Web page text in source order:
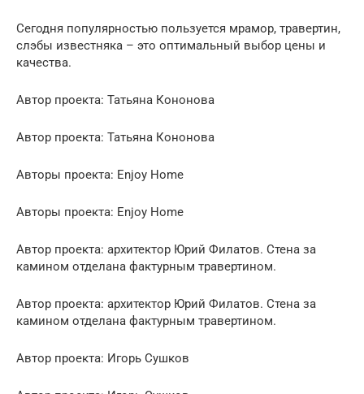
Сегодня популярностью пользуется мрамор, травертин,
слэбы известняка – это оптимальный выбор цены и
качества.
Автор проекта: Татьяна Кононова
Автор проекта: Татьяна Кононова
Авторы проекта: Enjoy Home
Авторы проекта: Enjoy Home
Автор проекта: архитектор Юрий Филатов. Стена за
камином отделана фактурным травертином.
Автор проекта: архитектор Юрий Филатов. Стена за
камином отделана фактурным травертином.
Автор проекта: Игорь Сушков